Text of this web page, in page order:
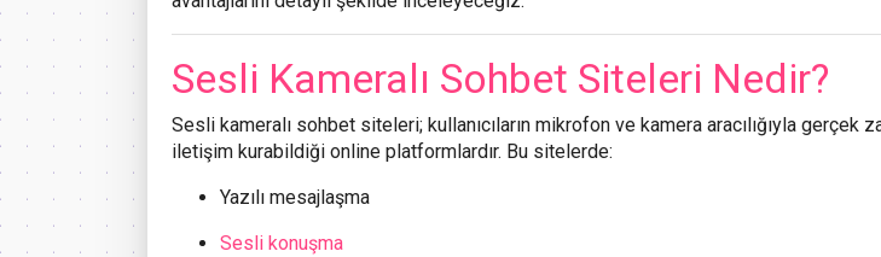
Sesli Kameralı Sohbet Siteleri Nedir?
Sesli kameralı sohbet siteleri; kullanıcıların mikrofon ve kamera aracılığıyla gerçek
iletişim kurabildiği online platformlardır. Bu sitelerde:
Yazılı mesajlaşma
Sesli konuşma